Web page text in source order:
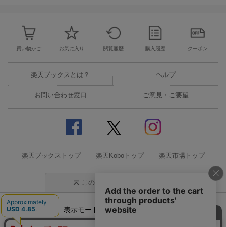
買い物かご お気に入り 閲覧履歴 購入履歴 クーポン
楽天ブックスとは？ ヘルプ
お問い合わせ窓口 ご意見・ご要望
楽天ブックストップ 楽天Koboトップ 楽天市場トップ
このページの先頭に戻る
表示モード モバイル